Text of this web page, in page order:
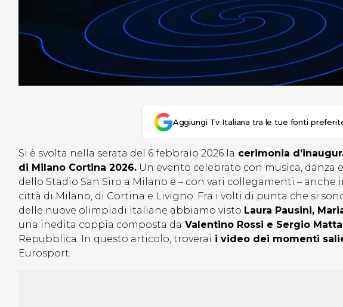
Aggiungi Tv Italiana tra le tue fonti
Si è svolta nella serata del 6 febbraio 2026 la cerimonia
di Milano Cortina 2026. Un evento celebrato con musica,
dello Stadio San Siro a Milano e – con vari collegamenti –
città di Milano, di Cortina e Livigno. Fra i volti di punta che si
delle nuove olimpiadi italiane abbiamo visto Laura Pausini,
una inedita coppia composta da Valentino Rossi e Sergio
Repubblica. In questo articolo, troverai i video dei momenti
Eurosport.